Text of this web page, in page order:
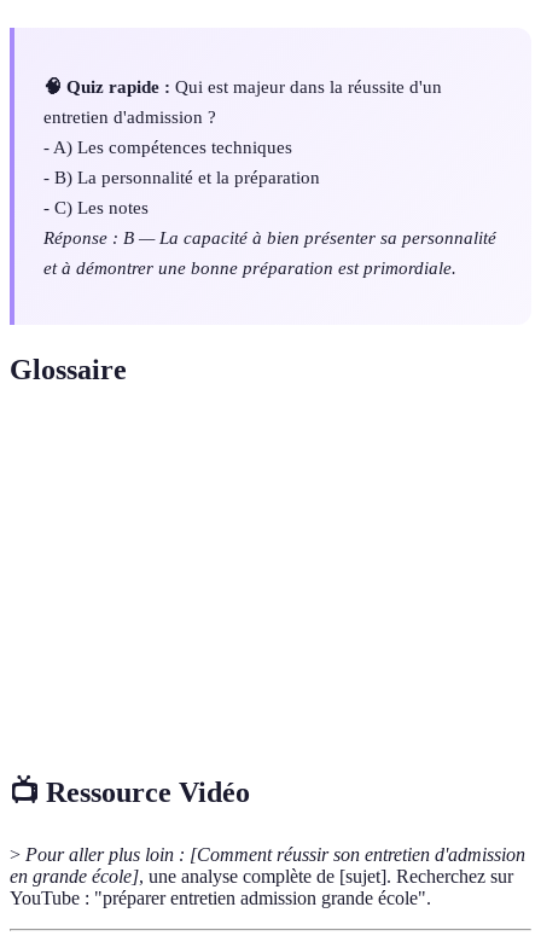
🧠 Quiz rapide : Qui est majeur dans la réussite d'un
entretien d'admission ?
- A) Les compétences techniques
- B) La personnalité et la préparation
- C) Les notes
Réponse : B — La capacité à bien présenter sa personnalité
et à démontrer une bonne préparation est primordiale.
Glossaire
📺 Ressource Vidéo
> Pour aller plus loin : [Comment réussir son entretien d'admission
en grande école], une analyse complète de [sujet]. Recherchez sur
YouTube : "préparer entretien admission grande école".